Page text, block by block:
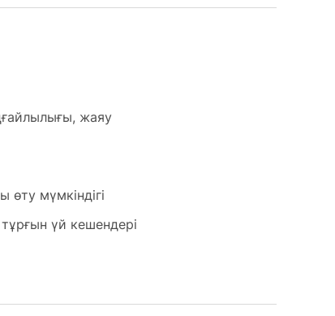
жаяу
мүмкіндігі
үй кешендері